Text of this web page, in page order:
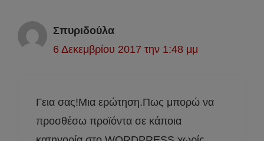
Σπυριδούλα
6 Δεκεμβρίου 2017 την 1:48 μμ
Γεια σας!Μια ερώτηση.Πως μπορώ να
προσθέσω προϊόντα σε κάποια